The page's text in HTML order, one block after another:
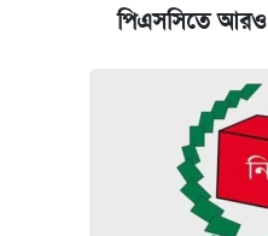
পিএসসিতে আরও